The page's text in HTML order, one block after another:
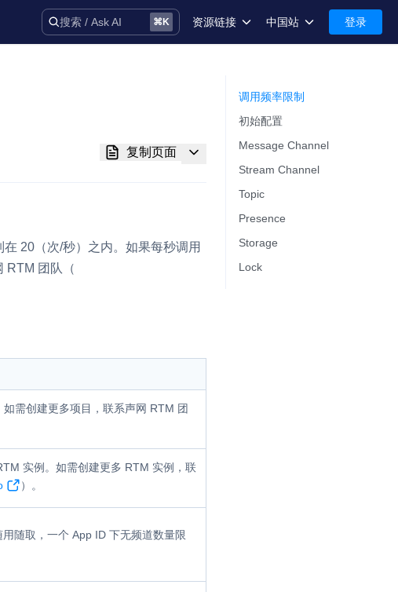
间的实时音
购买、账号
化的音视频
搜索 / Ask AI ⌘ K 资源链接
技术支持
中国站
International-English
登录
复制页面
20（次/秒）之内。如果每秒调用
RTM 团队（
需创建更多项目，联系声网 RTM 团
实例。如需创建更多 RTM 实例，联
）。
随取，一个 App ID 下无频道数量限
调用频率限制​
初始配置​
Message Channel​
Stream Channel​
Topic​
Presence​
Storage​
Lock​